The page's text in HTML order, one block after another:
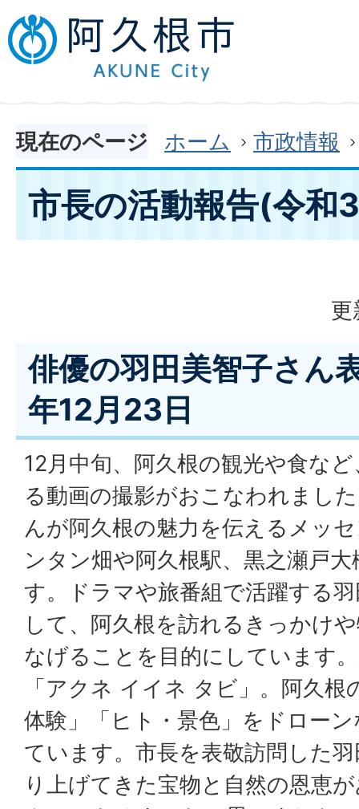
現在のページ ホーム 市政情報
市長の活動報告(令和
更
俳優の羽田美智子さん
年12月23日
12月中旬、阿久根の観光や食な
る動画の撮影がおこなわれまし
んが阿久根の魅力を伝えるメッ
ンタン畑や阿久根駅、黒之瀬戸
す。ドラマや旅番組で活躍する
して、阿久根を訪れるきっかけ
なげることを目的にしています
「アクネ イイネ タビ」。阿久根
体験」「ヒト・景色」をドロー
ています。市長を表敬訪問した
り上げてきた宝物と自然の恩恵